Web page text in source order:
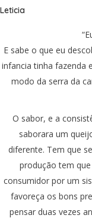
Leticia
E sabe o que eu
infancia tinha fazenda
modo da serra da
O sabor, e a
saborara um
diferente. Tem que
produção tem
consumidor por um
favoreça os bons
pensar duas vezes